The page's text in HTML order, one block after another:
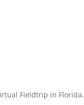
Fieldtrip in Florida,